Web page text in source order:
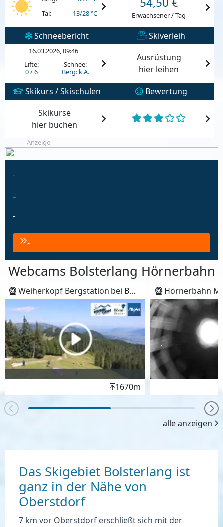
Tal:
13/28 °C Erwachsener / Tag
Schneebericht
16.03.2026, 09:46
Lifte:
0 / 6
Schnee:
Berg: k.A.
Skiverleih
Ausrüstung
hier leihen
Skikurs / Skischulen
Skikurse
hier buchen
Bewertung
Anzeige
-
-
-
-
Webcams Bolsterlang Hörnerbahn
Weiherkopf Bergstation bei Bolsterlang
Höhenwert
1670m
Hörnerbahn
alle anzeigen
Das Skigebiet Bolsterlang ist
ganz in der Nähe von
Oberstdorf
7 km vor Oberstdorf erschließt sich mit der